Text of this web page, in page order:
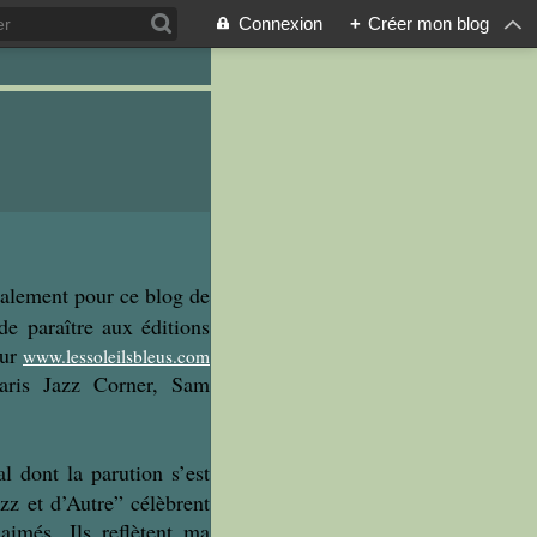
Connexion + Créer mon blog
pour ce blog de
paraître aux éditions
www.lessoleilsbleus.com
Jazz Corner, Sam
dont la parution s’est
et d’Autre” célèbrent